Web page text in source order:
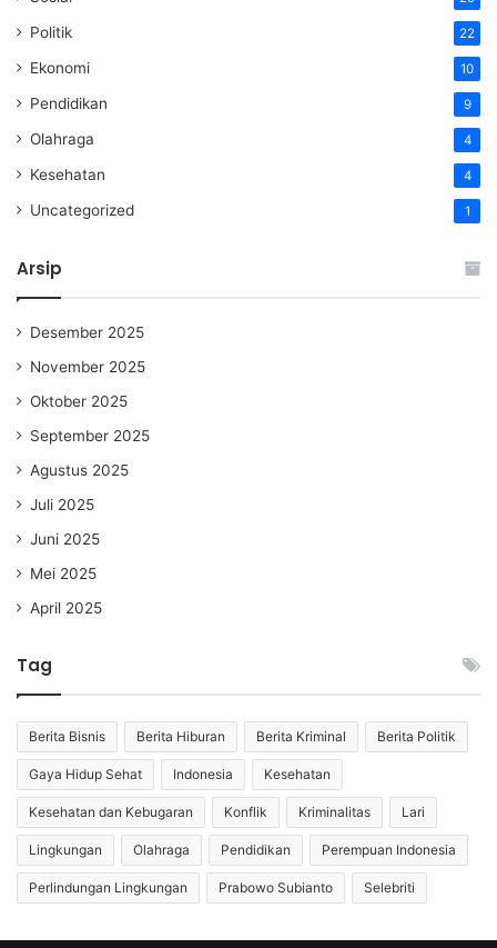
Politik 22
Ekonomi 10
Pendidikan 9
Olahraga 4
Kesehatan 4
Uncategorized 1
Arsip
Desember 2025
November 2025
Oktober 2025
September 2025
Agustus 2025
Juli 2025
Juni 2025
Mei 2025
April 2025
Tag
Berita Bisnis Berita Hiburan Berita Kriminal Berita Politik
Gaya Hidup Sehat Indonesia Kesehatan
Kesehatan dan Kebugaran Konflik Kriminalitas Lari
Lingkungan Olahraga Pendidikan Perempuan Indonesia
Perlindungan Lingkungan Prabowo Subianto Selebriti